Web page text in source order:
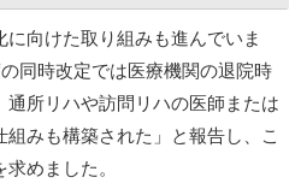
向けた取り組みも進んでいま
同時改定では医療機関の退院時
所リハや訪問リハの医師または
みも構築された」と報告し、こ
めました。